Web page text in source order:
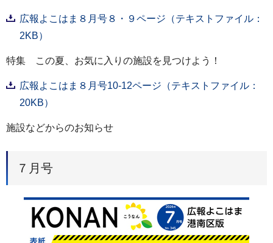
広報よこはま８月号８・９ページ（テキストファイル：
2KB）
特集 この夏、お気に入りの施設を見つけよう！
広報よこはま８月号10-12ページ（テキストファイル：
20KB）
施設などからのお知らせ
７月号